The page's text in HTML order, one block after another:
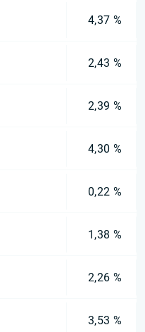
4,37 %
2,43 %
2,39 %
4,30 %
0,22 %
1,38 %
2,26 %
3,53 %